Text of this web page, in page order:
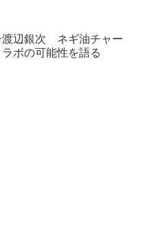
渡辺銀次 ネギ油チャー
ボの可能性を語る